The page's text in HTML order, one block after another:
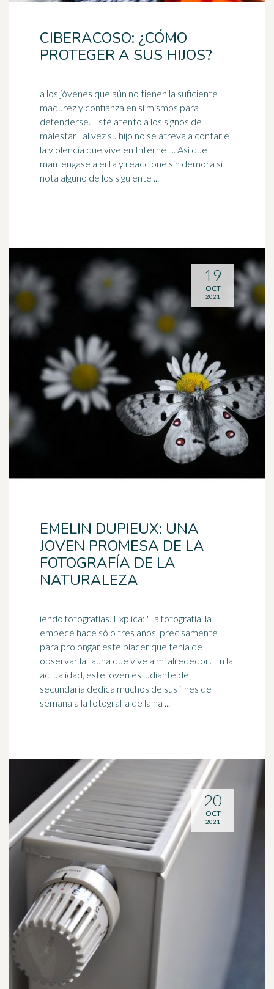
CIBERACOSO: ¿CÓMO
PROTEGER A SUS HIJOS?
a los jóvenes que aún no tienen la suficiente
madurez y confianza en sí mismos para
defenderse. Esté atento a los signos de
malestar Tal vez su hijo no se atreva a contarle
la violencia que vive en Internet... Así que
manténgase alerta y reaccione sin demora si
nota alguno de los siguiente ...
EMELIN DUPIEUX: UNA
JOVEN PROMESA DE LA
FOTOGRAFÍA DE LA
NATURALEZA
iendo fotografías. Explica: 'La fotografía, la
empecé hace sólo tres años, precisamente
para prolongar este placer que tenía de
observar la fauna que vive a mi alrededor'. En la
actualidad, este joven estudiante de
secundaria dedica muchos de sus fines de
semana a la fotografía de la na ...
19
OCT
2021
20
OCT
2021